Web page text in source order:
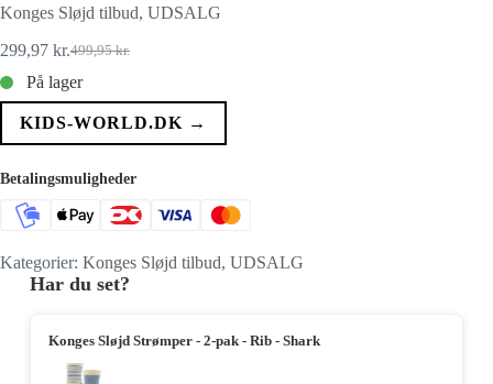
Konges Sløjd tilbud, UDSALG
499,95kr.
Den
oprindelige
pris
var:
299,97 kr.Den
aktuelle
pris
er:
På lager
KIDS-WORLD.DK →
Betalingsmuligheder
Kategorier: Konges Sløjd tilbud, UDSALG
Har du set?
Konges Sløjd Strømper - 2-pak - Rib - Shark